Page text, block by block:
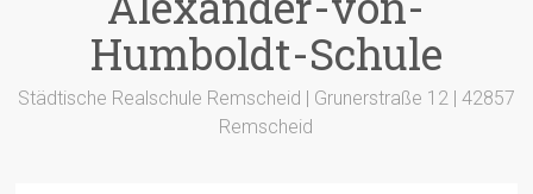
Humboldt-Schule
Städtische Realschule Remscheid | Grunerstraße 12 | 42857
Remscheid